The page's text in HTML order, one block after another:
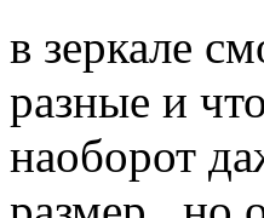
в зеркале
разные и
наоборот